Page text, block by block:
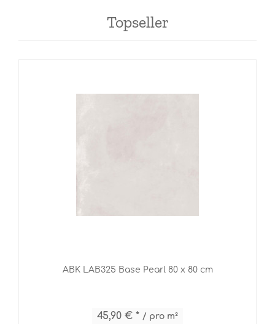
Topseller
ABK LAB325 Base Pearl 80 x 80 cm
45,90 € * / pro m²